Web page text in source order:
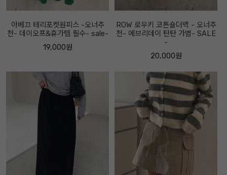
아베끄 테리포켓원피스 -오너추
천- 데이오프&휴가템 필수- sale-
19,000원
ROW 로우키 코튼숄더백 - 오너추
천- 에브리데이 탄탄 가볍- SALE
-
20,000원